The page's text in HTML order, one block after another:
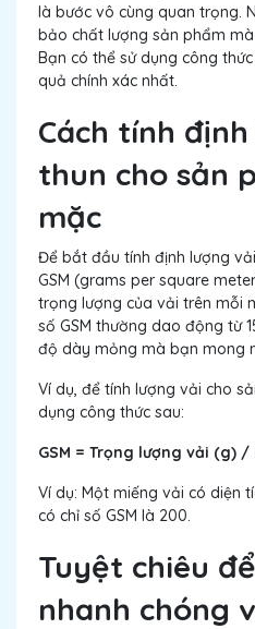
là bước vô cùng quan trọng.
bảo chất lượng sản phẩm
Bạn có thể sử dụng công
quả chính xác nhất.
Cách tính
thun cho sản
mặc
Để bắt đầu tính định lượng
GSM (grams per square
trọng lượng của vải trên mỗi
số GSM thường dao động từ
độ dày mỏng mà bạn mong
Ví dụ, để tính lượng vải cho
dụng công thức sau:
GSM = Trọng lượng vải (g) /
Ví dụ: Một miếng vải có diện
có chỉ số GSM là 200.
Tuyệt chiêu
nhanh chóng